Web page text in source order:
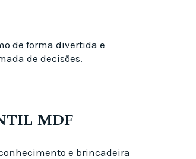
de forma divertida e
de decisões.
MDF
e brincadeira